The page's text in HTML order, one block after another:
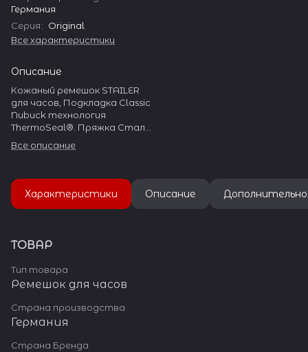
Германия
Серия: Original
Все характеристики
Описание
Кожаный ремешок STAILER
для часов, Подкладка Classic
Nubuck технология
ThermoSeal®. Пряжка Сталь
Все описание
Характеристики Описание Дополнительно
ТОВАР
Тип товара
Ремешок для часов
Страна производства
Германия
Страна Бренда